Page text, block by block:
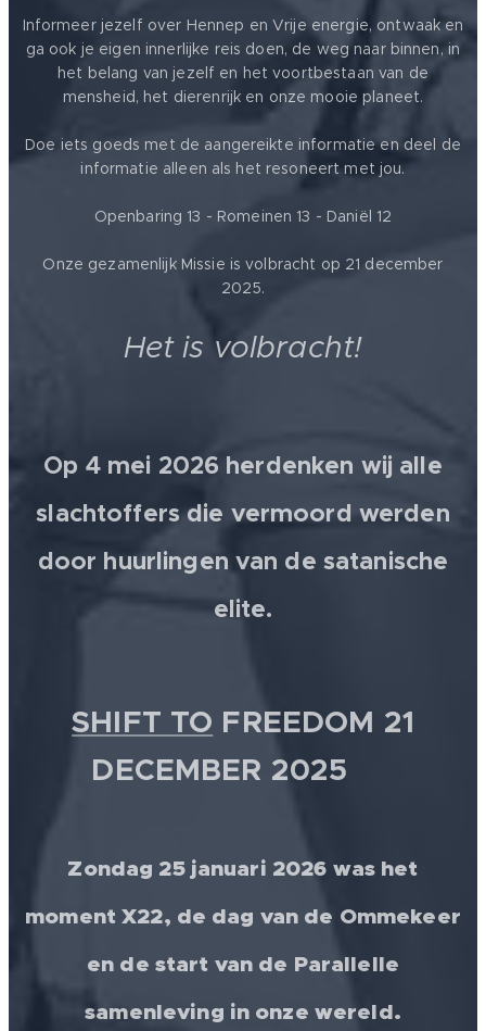
Informeer jezelf over Hennep en Vrije energie, ontwaak en
ga ook je eigen innerlijke reis doen, de weg naar binnen, in
het belang van jezelf en het voortbestaan van de
mensheid, het dierenrijk en onze mooie planeet.
Doe iets goeds met de aangereikte informatie en deel de
informatie alleen als het resoneert met jou.
Openbaring 13 - Romeinen 13 - Daniël 12
Onze gezamenlijk Missie is volbracht op 21 december
2025.
Het is volbracht!
Op 4 mei 2026 herdenken wij alle
slachtoffers die vermoord werden
door huurlingen van de satanische
elite.
SHIFT TO FREEDOM 21
DECEMBER 2025 💫
Zondag 25 januari 2026 was het
moment X22, de dag van de Ommekeer
en de start van de Parallelle
samenleving in onze wereld.